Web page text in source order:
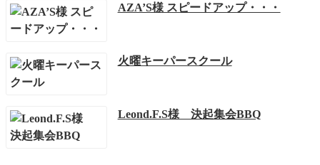
AZA’S様 スピードアップ・・・
火曜キーパースクール
Leond.F.S様 決起集会BBQ